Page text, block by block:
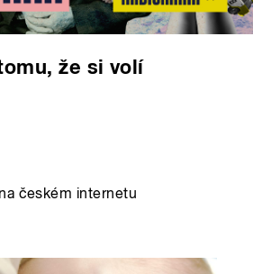
že si volí
českém internetu